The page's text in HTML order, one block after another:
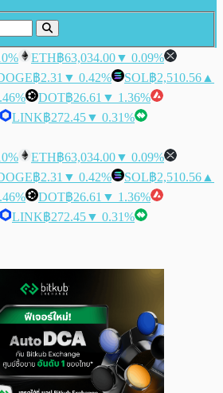
ETH฿63,034.00▼ 0.09%
฿2.31 ▼ 0.42% SOL฿2,510.56 ▲
DOT฿26.61 ▼ 1.36%
LINK฿272.45▼ 0.31%
ETH฿63,034.00▼ 0.09%
฿2.31 ▼ 0.42% SOL฿2,510.56 ▲
DOT฿26.61 ▼ 1.36%
LINK฿272.45▼ 0.31%